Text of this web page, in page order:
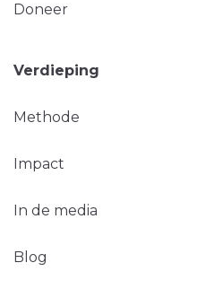
Doneer
Verdieping
Methode
Impact
In de media
Blog